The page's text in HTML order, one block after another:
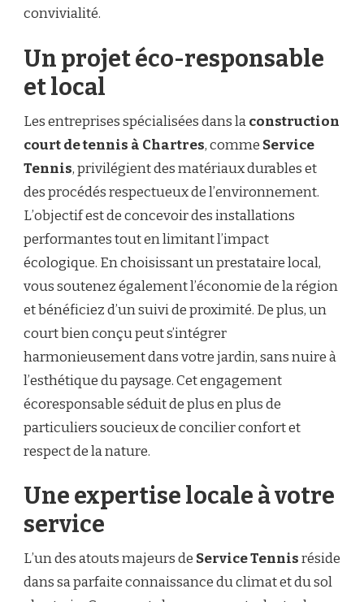
convivialité.
Un projet éco-responsable
et local
Les entreprises spécialisées dans laconstruction
court de tennis à Chartres, comme Service
Tennis, privilégient des matériaux durables et
des procédés respectueux de l’environnement.
L’objectif est de concevoir des installations
performantes tout en limitant l’impact
écologique. En choisissant un prestataire local,
vous soutenez également l’économie de la région
et bénéficiez d’un suivi de proximité. De plus, un
court bien conçu peut s’intégrer
harmonieusement dans votre jardin, sans nuire à
l’esthétique du paysage. Cet engagement
écoresponsable séduit de plus en plus de
particuliers soucieux de concilier confort et
respect de la nature.
Une expertise locale à votre
service
L’un des atouts majeurs de Service Tennisréside
dans sa parfaite connaissance du climat et du sol